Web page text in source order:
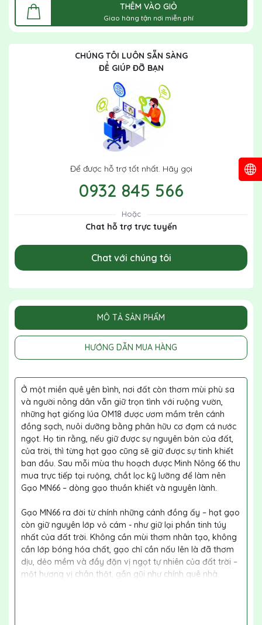
THÊM VÀO GIỎ
Giao hàng tận nơi miễn phí
CHÚNG TÔI LUÔN SẴN SÀNG
ĐỂ GIÚP ĐỠ BẠN
Để được hỗ trợ tốt nhất. Hãy gọi
0932 845 566
Hoặc
Chat hỗ trợ trực tuyến
Chat với chúng tôi
MÔ TẢ SẢN PHẨM
HƯỚNG DẪN MUA HÀNG
Ở một miền quê yên bình, nơi đất còn thơm mùi phù sa
và người nông dân vẫn giữ trọn tình với ruộng vườn,
những hạt giống lúa OM18 được ươm mầm trên cánh
đồng sạch, nuôi dưỡng bằng phân hữu cơ đạm cá nước
ngọt. Họ tin rằng, nếu giữ được sự nguyên bản của đất,
của trời, thì từng hạt gạo cũng sẽ giữ được sự tinh khiết
ban đầu. Sau mỗi mùa thu hoạch được Minh Nông 66 thu
mua trực tiếp tại ruộng, chắt lọc kỹ lưỡng để làm nên
Gạo MN66 – dòng gạo thuần khiết và nguyên lành.
Gạo MN66 ra đời từ chính những cánh đồng ấy – hạt gạo
còn giữ nguyên lớp vỏ cám - như giữ lại phần tinh túy
nhất của đất trời. Không cần mùi thơm nhân tạo, không
cần lớp bóng hóa chất, gạo chỉ cần nấu lên là đã thơm
dịu, dẻo mềm và đầy đặn vị ngọt tự nhiên của đất trời –
một hương vị chân thật, gần gũi như chính quê nhà.